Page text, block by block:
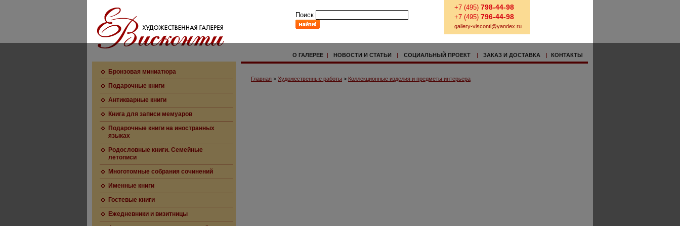
Поиск
+7 (495) 798-44-98
+7 (495) 796-44-98
gallery-visconti@yandex.ru
О ГАЛЕРЕЕ | НОВОСТИ И СТАТЬИ | СОЦИАЛЬНЫЙ ПРОЕКТ | ЗАКАЗ И ДОСТАВКА | КОНТАКТЫ
Бронзовая миниатюра
Подарочные книги
Антикварные книги
Книга для записи мемуаров
Подарочные книги на иностранных
языках
Родословные книги. Семейные
летописи
Многотомные собрания сочинений
Именные книги
Гостевые книги
Ежедневники и визитницы
Главная > Художественные работы > Коллекционные изделия и предметы интерьера